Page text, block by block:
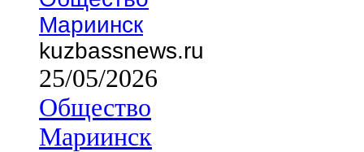
Мариинск
kuzbassnews.ru
25/05/2026
Общество
Мариинск